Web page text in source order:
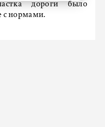
дороги было
с нормами.